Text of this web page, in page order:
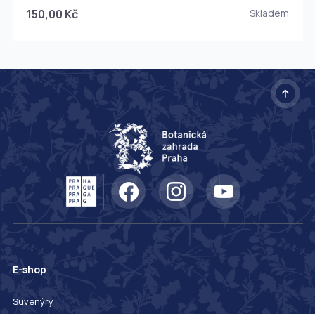
150,00 Kč Skladem
E-shop
Suvenýry